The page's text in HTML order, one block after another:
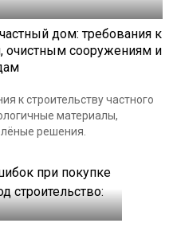
дом: требования к
очистным сооружениям и
к строительству частного
материалы,
решения.